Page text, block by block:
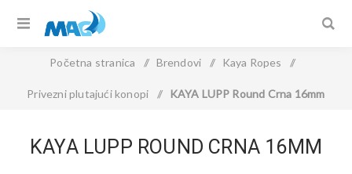
Početna stranica / Brendovi / Kaya Ropes /
Privezni plutajući konopi / KAYA LUPP Round Crna 16mm
KAYA LUPP ROUND CRNA 16MM